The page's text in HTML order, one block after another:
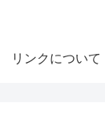
リンクについて